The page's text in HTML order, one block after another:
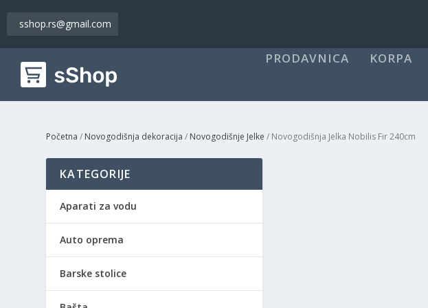
sshop.rs@gmail.com
PRODAVNICA KORPA
Početna / Novogodišnja dekoracija / Novogodišnje Jelke / Novogodišnja Jelka Nobilis Fir 240cm
KATEGORIJE
Aparati za vodu
Auto oprema
Barske stolice